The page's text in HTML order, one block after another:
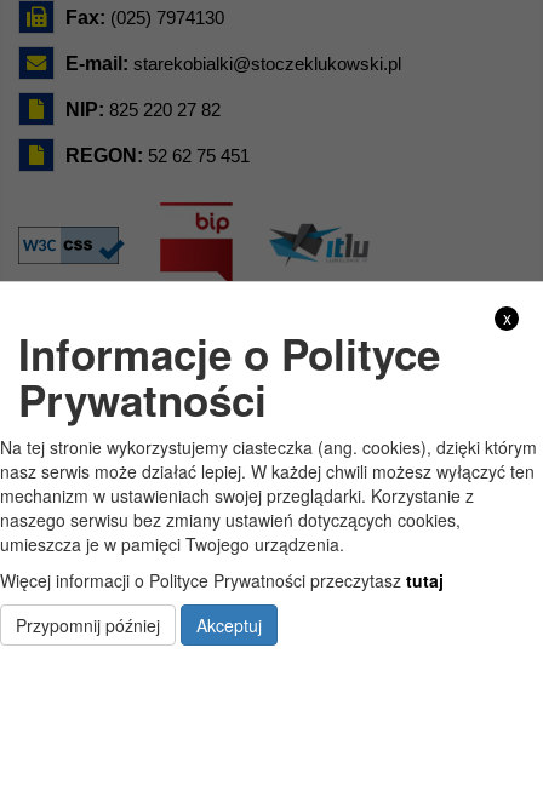
Fax: (025) 7974130
E-mail: starekobialki@stoczeklukowski.pl
NIP: 825 220 27 82
REGON: 52 62 75 451
GODZINY PRACY
Pon 7:30 - 15:30
Wt 7:30 - 15:30
Śr 7:30 - 15:30
Pt 7:30 - 15:30
x
Informacje o Polityce
Prywatności
Na tej stronie wykorzystujemy ciasteczka (ang. cookies), dzięki którym
nasz serwis może działać lepiej. W każdej chwili możesz wyłączyć ten
mechanizm w ustawieniach swojej przeglądarki. Korzystanie z
naszego serwisu bez zmiany ustawień dotyczących cookies,
umieszcza je w pamięci Twojego urządzenia.
Więcej informacji o Polityce Prywatności przeczytasz tutaj
Przypomnij później
Akceptuj